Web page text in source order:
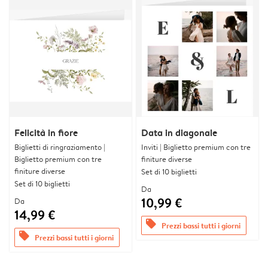
Felicità in fiore
Biglietti di ringraziamento |
Biglietto premium con tre
finiture diverse
Set di 10 biglietti
Da
14,99 €
offers Prezzi bassi tutti i giorni
Data in diagonale
Inviti | Biglietto premium con tre
finiture diverse
Set di 10 biglietti
Da
10,99 €
offers Prezzi bassi tutti i giorni